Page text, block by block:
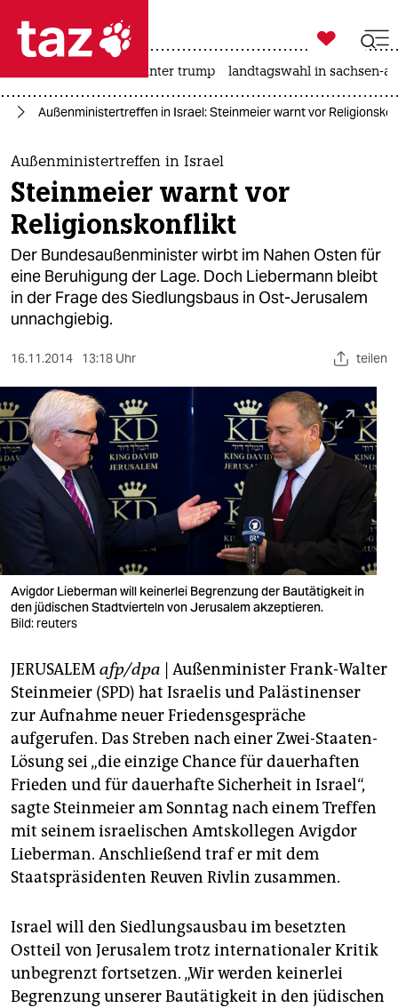
 taz zahl ich
taz zahl ich
themen
politik
öko
gesellschaft
kultur
sport
berlin
nord
wahrheit
verlag
verlag
veranstaltungen
shop
fragen & hilfe
unterstützen
abo
genossenschaft
epaper login

taz zahl ich
usa unter trump landtagswahl in sachsen-
Außenministertreffen in Israel: Steinmeier warnt vor
Außenministertreffen in Israel
Steinmeier warnt vor
Religionskonflikt
Der Bundesaußenminister wirbt im Nahen Osten für
eine Beruhigung der Lage. Doch Liebermann bleibt
in der Frage des Siedlungsbaus in Ost-Jerusalem
unnachgiebig.
16.11.2014 13:18 Uhr teilen
Avigdor Lieberman will keinerlei Begrenzung der Bautätigkeit in
den jüdischen Stadtvierteln von Jerusalem akzeptieren.
Bild: reuters
JERUSALEMafp/dpa | Außenminister Frank-Walter
Steinmeier (SPD) hat Israelis und Palästinenser
zur Aufnahme neuer Friedensgespräche
aufgerufen. Das Streben nach einer Zwei-Staaten-
Lösung sei „die einzige Chance für dauerhaften
Frieden und für dauerhafte Sicherheit in Israel“,
sagte Steinmeier am Sonntag nach einem Treffen
mit seinem israelischen Amtskollegen Avigdor
Lieberman. Anschließend traf er mit dem
Staatspräsidenten Reuven Rivlin zusammen.
Israel will den Siedlungsausbau im besetzten
Ostteil von Jerusalem trotz internationaler Kritik
unbegrenzt fortsetzen. „Wir werden keinerlei
Begrenzung unserer Bautätigkeit in den jüdischen